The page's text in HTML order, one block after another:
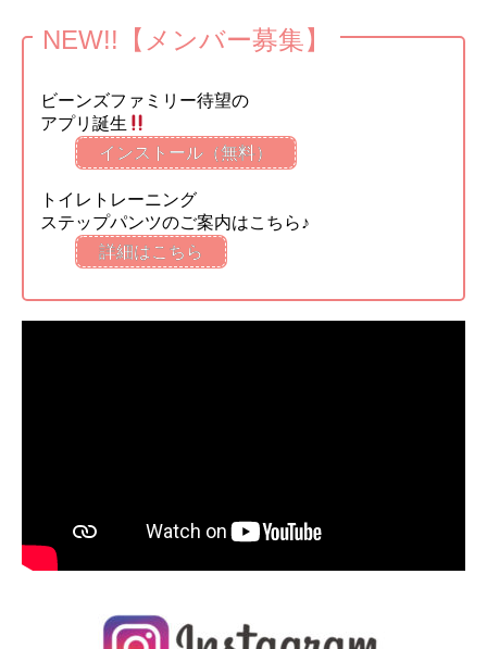
NEW!!【メンバー募集】
ビーンズファミリー待望の
アプリ誕生
インストール（無料）
トイレトレーニング
ステップパンツのご案内はこちら♪
詳細はこちら